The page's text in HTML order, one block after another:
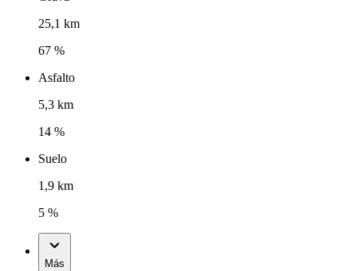
25,1 km
67 %
Asfalto
5,3 km
14 %
Suelo
1,9 km
5 %
Más